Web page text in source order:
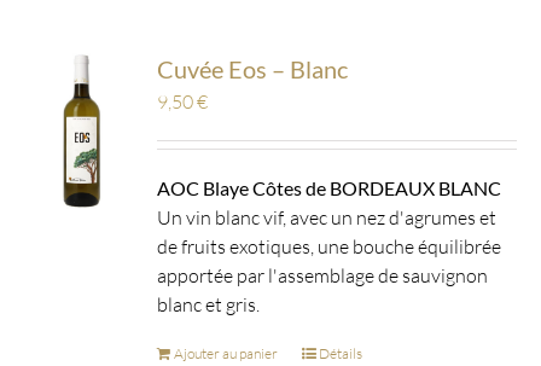
Cuvée Eos – Blanc
9,50€
AOC Blaye Côtes de BORDEAUX BLANC
Un vin blanc vif, avec un nez d'agrumes et
de fruits exotiques, une bouche équilibrée
apportée par l'assemblage de sauvignon
blanc et gris.
Ajouter au panier Détails